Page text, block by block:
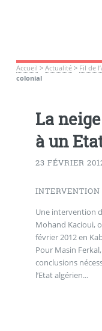
Accueil > Actualité> Fil de
colonial
La
à un
23 FÉVRIER
Une intervention
Mohand Kacioui,
février 2012 en
Pour Masin
conclusions
l’Etat algérien...